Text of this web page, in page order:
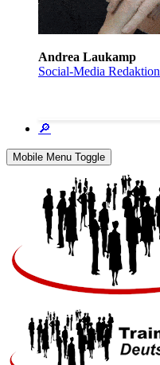
Andrea Laukamp
Social-Media Redaktion
🔎
Mobile Menu Toggle